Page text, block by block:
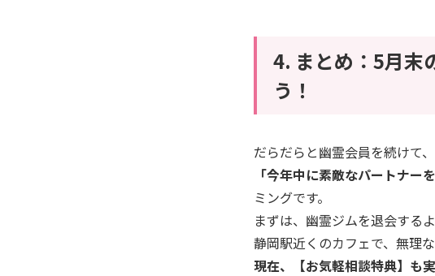
4. まとめ：5月末
う！
だらだらと幽霊会員を続けて
「今年中に素敵なパートナー
ミングです。
まずは、幽霊ジムを退会する
静岡駅近くのカフェで、無理
現在、【お気軽相談特典】も